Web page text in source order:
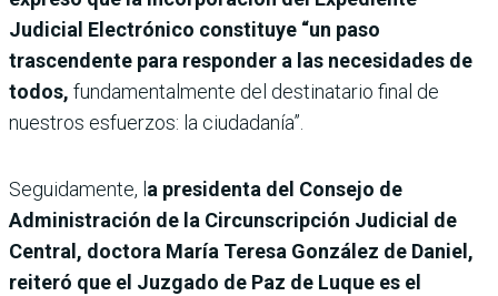
Judicial Electrónico constituye “un paso
trascendente para responder a las necesidades de
todos, fundamentalmente del destinatario final de
nuestros esfuerzos: la ciudadanía”.
Seguidamente, l a presidenta del Consejo de
Administración de la Circunscripción Judicial de
Central, doctora María Teresa González de Daniel,
reiteró que el Juzgado de Paz de Luque es el